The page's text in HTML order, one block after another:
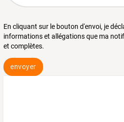
En cliquant sur le bouton d'envoi, je
informations et allégations que ma
et complètes.
envoyer